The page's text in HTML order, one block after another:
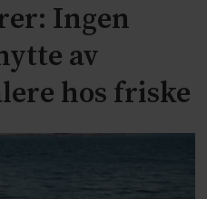
Ingen
av
hos friske